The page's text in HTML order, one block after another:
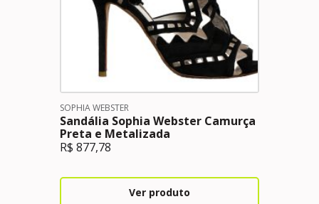
SOPHIA WEBSTER
Sandália Sophia Webster Camurça
Preta e Metalizada
R$ 877,78
Ver produto